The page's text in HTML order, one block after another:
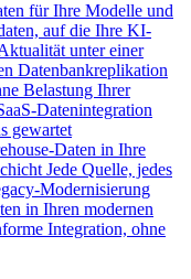
für Ihre Modelle und
auf die Ihre KI-
unter einer
Datenbankreplikation
Belastung Ihrer
Datenintegration
gewartet
Daten in Ihre
Jede Quelle, jedes
Modernisierung
in Ihren modernen
Integration, ohne